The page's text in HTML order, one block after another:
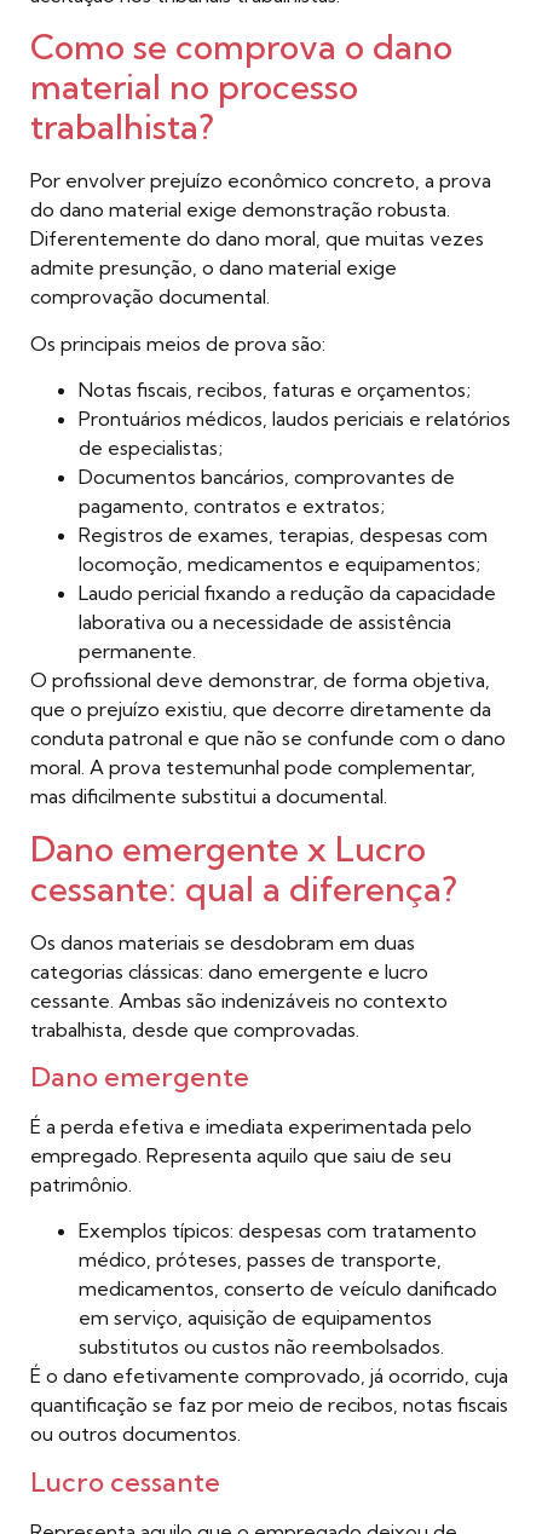
Como se comprova o dano
material no processo
trabalhista?
Por envolver prejuízo econômico concreto, a prova
do dano material exige demonstração robusta.
Diferentemente do dano moral, que muitas vezes
admite presunção, o dano material exige
comprovação documental.
Os principais meios de prova são:
Notas fiscais, recibos, faturas e orçamentos;
Prontuários médicos, laudos periciais e relatórios
de especialistas;
Documentos bancários, comprovantes de
pagamento, contratos e extratos;
Registros de exames, terapias, despesas com
locomoção, medicamentos e equipamentos;
Laudo pericial fixando a redução da capacidade
laborativa ou a necessidade de assistência
permanente.
O profissional deve demonstrar, de forma objetiva,
que o prejuízo existiu, que decorre diretamente da
conduta patronal e que não se confunde com o dano
moral. A prova testemunhal pode complementar,
mas dificilmente substitui a documental.
Dano emergente x Lucro
cessante: qual a diferença?
Os danos materiais se desdobram em duas
categorias clássicas: dano emergente e lucro
cessante. Ambas são indenizáveis no contexto
trabalhista, desde que comprovadas.
Dano emergente
É a perda efetiva e imediata experimentada pelo
empregado. Representa aquilo que saiu de seu
patrimônio.
Exemplos típicos: despesas com tratamento
médico, próteses, passes de transporte,
medicamentos, conserto de veículo danificado
em serviço, aquisição de equipamentos
substitutos ou custos não reembolsados.
É o dano efetivamente comprovado, já ocorrido, cuja
quantificação se faz por meio de recibos, notas fiscais
ou outros documentos.
Lucro cessante